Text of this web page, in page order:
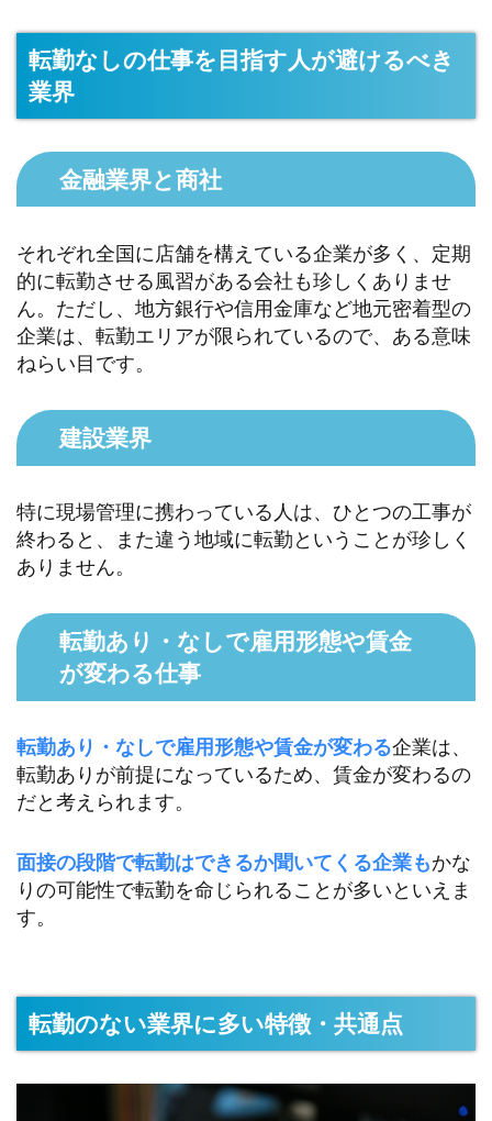
転勤なしの仕事を目指す人が避けるべき
業界
金融業界と商社
それぞれ全国に店舗を構えている企業が多く、定期
的に転勤させる風習がある会社も珍しくありませ
ん。ただし、地方銀行や信用金庫など地元密着型の
企業は、転勤エリアが限られているので、ある意味
ねらい目です。
建設業界
特に現場管理に携わっている人は、ひとつの工事が
終わると、また違う地域に転勤ということが珍しく
ありません。
転勤あり・なしで雇用形態や賃金
が変わる仕事
転勤あり・なしで雇用形態や賃金が変わる企業は、
転勤ありが前提になっているため、賃金が変わるの
だと考えられます。
面接の段階で転勤はできるか聞いてくる企業もかな
りの可能性で転勤を命じられることが多いといえま
す。
転勤のない業界に多い特徴・共通点